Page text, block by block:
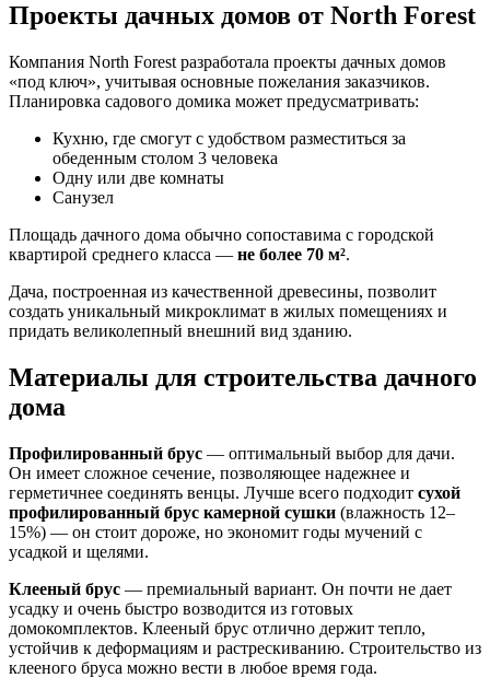
Проекты дачных домов от North Forest
Компания North Forest разработала проекты дачных домов
«под ключ», учитывая основные пожелания заказчиков.
Планировка садового домика может предусматривать:
Кухню, где смогут с удобством разместиться за
обеденным столом 3 человека
Одну или две комнаты
Санузел
Площадь дачного дома обычно сопоставима с городской
квартирой среднего класса — не более 70 м².
Дача, построенная из качественной древесины, позволит
создать уникальный микроклимат в жилых помещениях и
придать великолепный внешний вид зданию.
Материалы для строительства дачного
дома
Профилированный брус — оптимальный выбор для дачи.
Он имеет сложное сечение, позволяющее надежнее и
герметичнее соединять венцы. Лучше всего подходит сухой
профилированный брус камерной сушки (влажность 12–
15%) — он стоит дороже, но экономит годы мучений с
усадкой и щелями.
Клееный брус — премиальный вариант. Он почти не дает
усадку и очень быстро возводится из готовых
домокомплектов. Клееный брус отлично держит тепло,
устойчив к деформациям и растрескиванию. Строительство из
клееного бруса можно вести в любое время года.